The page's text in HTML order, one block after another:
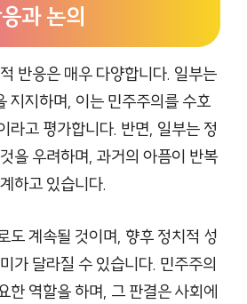
과 논의
반응은 매우 다양합니다. 일부는
지지하며, 이는 민주주의를 수호
라고 평가합니다. 반면, 일부는 정
을 우려하며, 과거의 아픔이 반복
하고 있습니다.
도 계속될 것이며, 향후 정치적 성
가 달라질 수 있습니다. 민주주의
한 역할을 하며, 그 판결은 사회에